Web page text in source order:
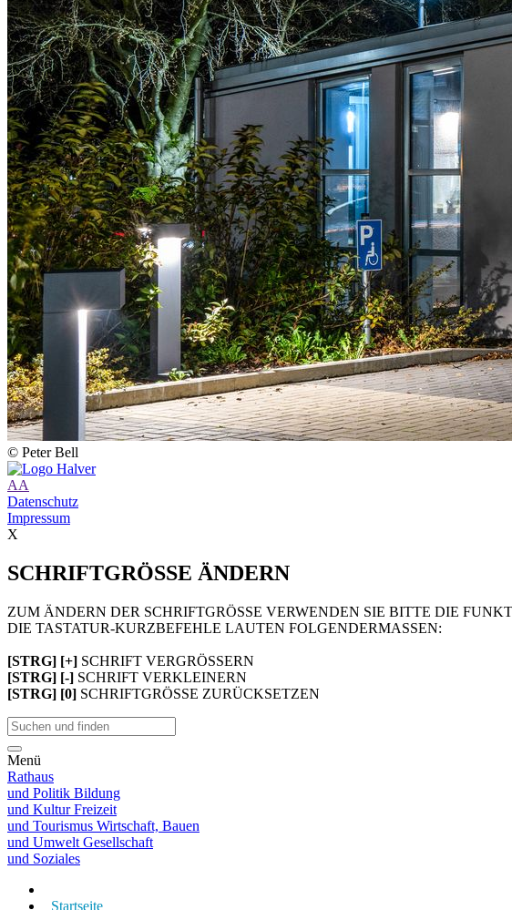
© Peter Bell
AA
Datenschutz
Impressum
X
SCHRIFTGRÖSSE ÄNDERN
ZUM ÄNDERN DER SCHRIFTGRÖSSE VERWENDEN SIE BITTE DIE
DIE TASTATUR-KURZBEFEHLE LAUTEN FOLGENDERMASSEN:
[STRG] [+] SCHRIFT VERGRÖSSERN
[STRG] [-] SCHRIFT VERKLEINERN
[STRG] [0] SCHRIFTGRÖSSE ZURÜCKSETZEN
Menü
Rathaus
und Politik Bildung
und KulturFreizeit
und Tourismus Wirtschaft, Bauen
und Umwelt Gesellschaft
und Soziales
Startseite